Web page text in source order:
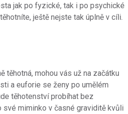
jak po fyzické, tak i po psychické
ještě nejste tak úplně v cíli.
těhotná, mohou vás už na začátku
a euforie se ženy po umělém
těhotenství probíhat bez
miminko v časné graviditě kvůli